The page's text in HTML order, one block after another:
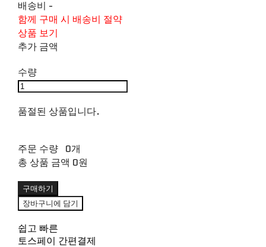
배송비 -
함께 구매 시 배송비 절약
상품 보기
추가 금액
수량
품절된 상품입니다.
주문 수량 0개
총 상품 금액 0원
구매하기
장바구니에 담기
쉽고 빠른
토스페이 간편결제